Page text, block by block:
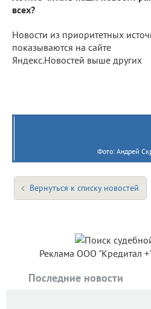
всех?
Новости из приоритетных
показываются на сайте
Яндекс.Новостей выше других
Фото: Андрей
Вернуться к списку новостей
Реклама ООО "Кредитал
Последние новости